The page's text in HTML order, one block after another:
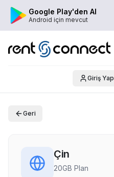
Google Play'den Al
Android için mevcut
Giriş Yap
Geri
Çin
20GB Plan